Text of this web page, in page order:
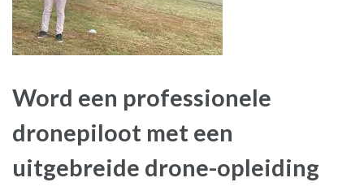
Word een professionele
dronepiloot met een
uitgebreide drone-opleiding